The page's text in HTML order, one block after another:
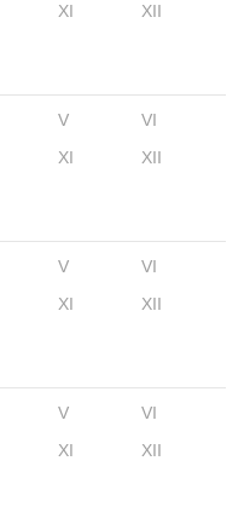
XI XII
V
VI
XI XII
V
VI
XI XII
V
VI
XI XII